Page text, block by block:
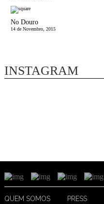
No Douro
14 de Novembro, 2015
INSTAGRAM
QUEM SOMOS PRESS